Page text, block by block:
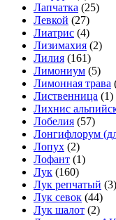
Лапчатка (25)
Левкой (27)
Лиатрис (4)
Лизимахия (2)
Лилия (161)
Лимониум (5)
Лимонная трава
Лиственница (1)
Лихнис
Лобелия (57)
Лонгифлорум
Лопух (2)
Лофант (1)
Лук (160)
Лук репчатый (3)
Лук севок (44)
Лук шалот (2)